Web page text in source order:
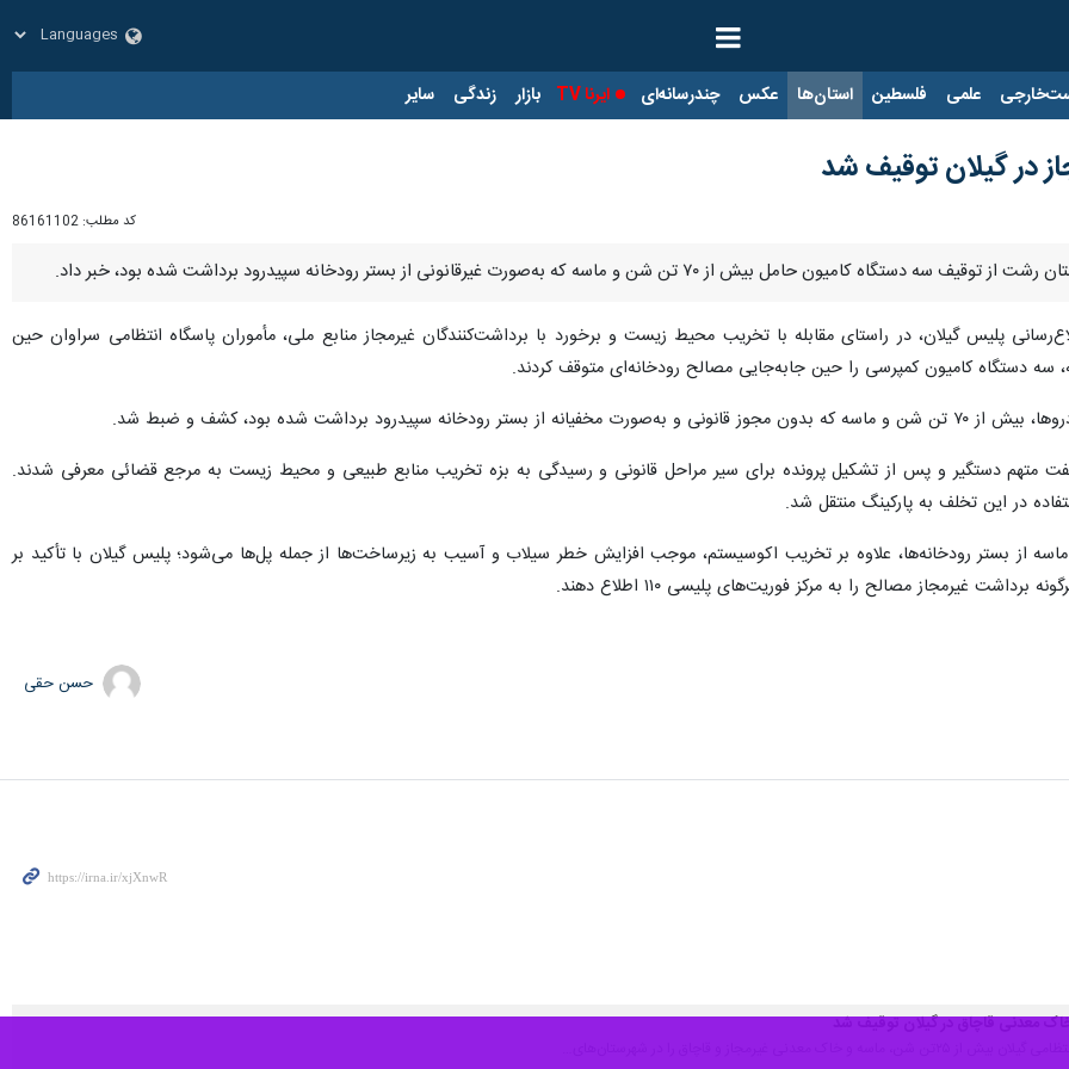
علمی فلسطین استان‌ها عکس چندرسانه‌ای ایرنا TV بازار زندگی سایر
کد مطلب: 86161102